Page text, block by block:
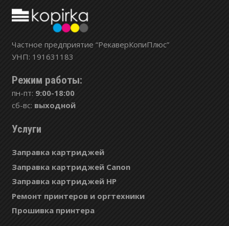
Частное предприятие “РекаверКопиПлюс”
УНП: 191631183
Режим работы:
пн-пт: 9:00-18:00
сб-вс: выходной
Услуги
Заправка картриджей
Заправка картриджей Canon
Заправка картриджей HP
Ремонт принтеров и оргтехники
Прошивка принтера